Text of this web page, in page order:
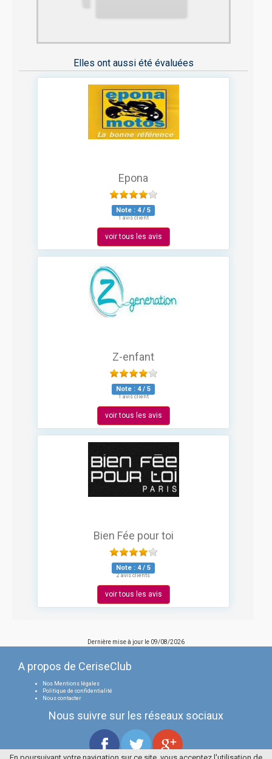
Elles ont aussi été évaluées
Epona
Note : 4/ 5
1 avis client
voir tous les avis
Z-enfant
Note : 4/ 5
1 avis client
voir tous les avis
Bien Fée pour toi
Note : 4/ 5
2 avis clients
voir tous les avis
Dernière mise à jour le 09/08/2026
A propos de CeriseClub
Nos Mentions légales
Politique de confidentialité
Nous contacter
Nous suivre sur les réseaux sociaux